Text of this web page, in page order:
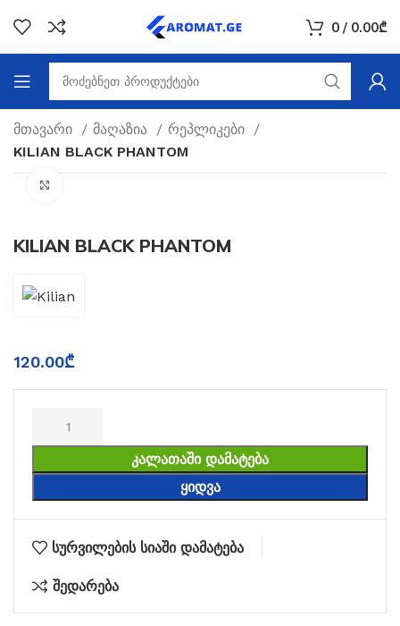
0 / 0.00₾
მთავარი მაღაზია
რეპლიკები
KILIAN BLACK PHANTOM
KILIAN BLACK PHANTOM
120.00₾
ᲙᲐᲚᲐᲗᲐᲨᲘ ᲓᲐᲛᲐᲢᲔᲑᲐ
ᲧᲘᲓᲕᲐ
სურვილების სიაში დამატება
შედარება